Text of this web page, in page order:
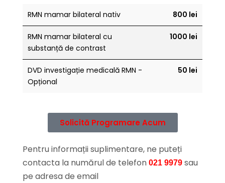
RMN mamar bilateral nativ 800 lei
RMN mamar bilateral cu
substanță de contrast
1000 lei
DVD investigație medicală RMN -
Opțional
50 lei
Solicită Programare Acum
Pentru informații suplimentare, ne puteți
contacta la numărul de telefon 021 9979 sau
pe adresa de email